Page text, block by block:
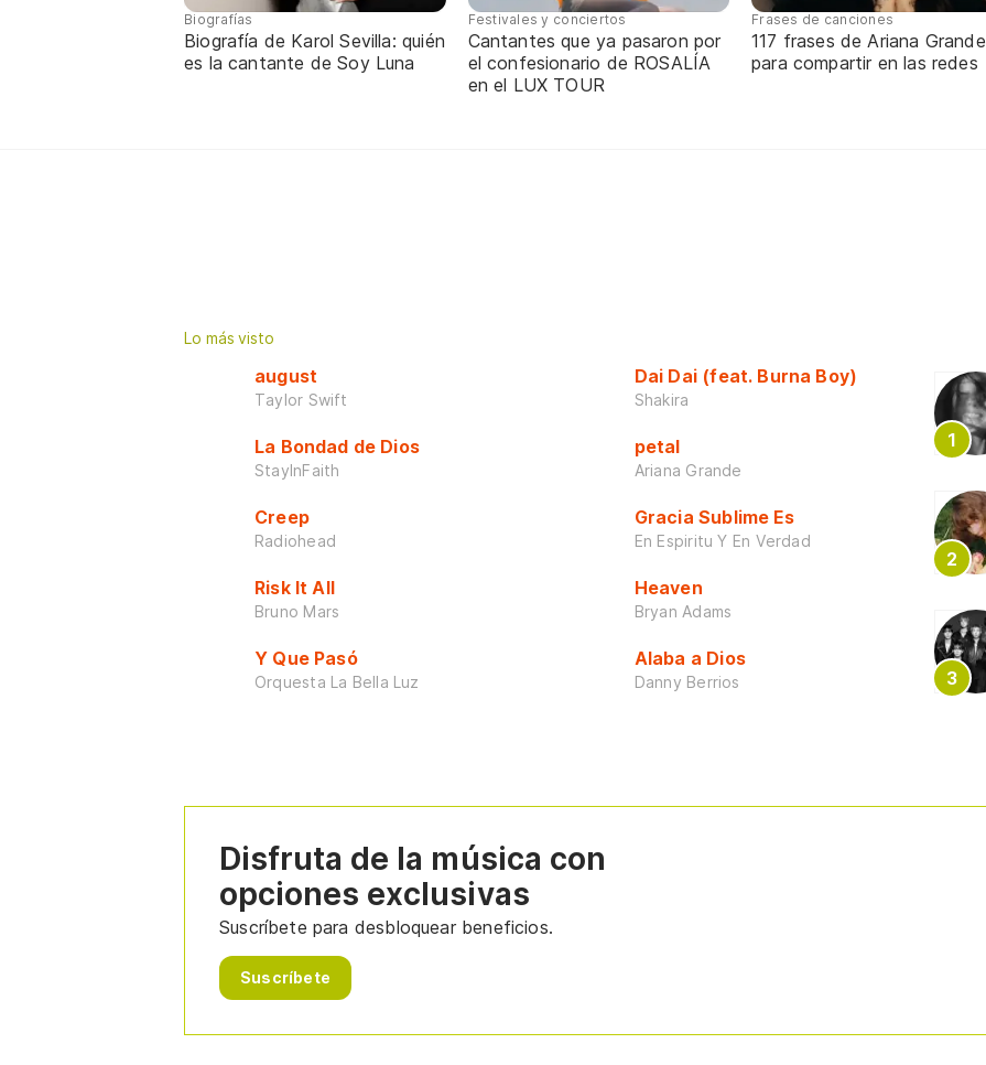
Biografías
Biografía de Karol Sevilla: quién
es la cantante de Soy Luna
Festivales y conciertos
Cantantes que ya pasaron por
el confesionario de ROSALÍA
en el LUX TOUR
Frases de canciones
117 frases de Ariana Grande
para compartir en las redes
Lo más visto
august
Taylor Swift
La Bondad de Dios
StayInFaith
Creep
Radiohead
Risk It All
Bruno Mars
Y Que Pasó
Orquesta La Bella Luz
Dai Dai (feat. Burna Boy)
Shakira
petal
Ariana Grande
Gracia Sublime Es
En Espiritu Y En Verdad
Heaven
Bryan Adams
Alaba a Dios
Danny Berrios
Disfruta de la música con
opciones exclusivas
Suscríbete para desbloquear beneficios.
Suscríbete